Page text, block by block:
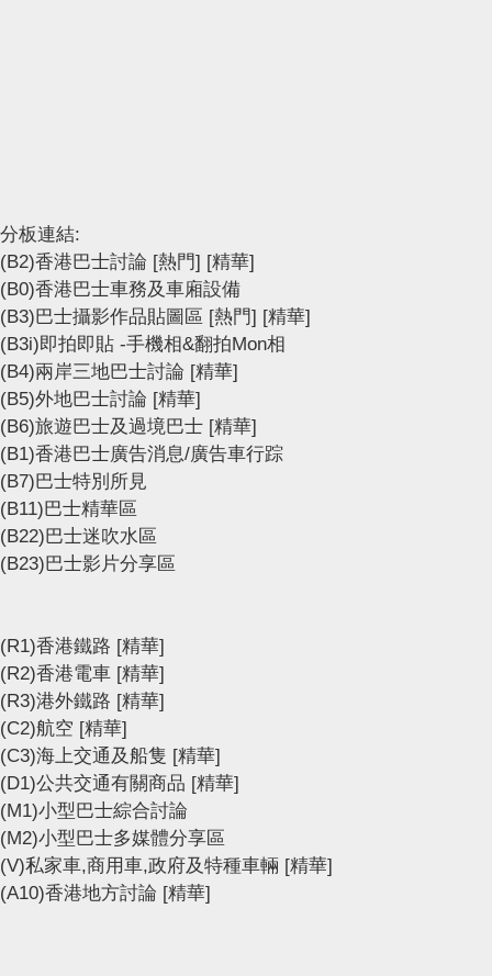
分板連結:
(B2)香港巴士討論 [熱門] [精華]
(B0)香港巴士車務及車廂設備
(B3)巴士攝影作品貼圖區 [熱門] [精華]
(B3i)即拍即貼 -手機相&翻拍Mon相
(B4)兩岸三地巴士討論 [精華]
(B5)外地巴士討論 [精華]
(B6)旅遊巴士及過境巴士 [精華]
(B1)香港巴士廣告消息/廣告車行踪
(B7)巴士特別所見
(B11)巴士精華區
(B22)巴士迷吹水區
(B23)巴士影片分享區
(R1)香港鐵路 [精華]
(R2)香港電車 [精華]
(R3)港外鐵路 [精華]
(C2)航空 [精華]
(C3)海上交通及船隻 [精華]
(D1)公共交通有關商品 [精華]
(M1)小型巴士綜合討論
(M2)小型巴士多媒體分享區
(V)私家車,商用車,政府及特種車輛 [精華]
(A10)香港地方討論 [精華]